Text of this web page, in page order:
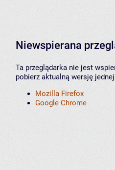
Niewspierana
Ta przeglądarka nie jest
pobierz aktualną wersję
Mozilla Firefox
Google Chrome